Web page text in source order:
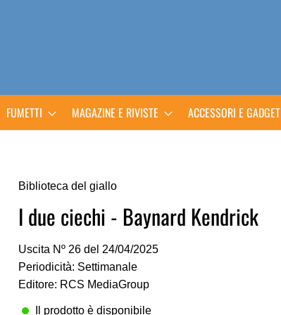
FUMETTI MAGAZINE E RIVISTE ACCESSORI E GADGET
Biblioteca del giallo
I due ciechi - Baynard Kendrick
Uscita Nº 26 del 24/04/2025
Periodicità: Settimanale
Editore: RCS MediaGroup
Il prodotto è disponibile